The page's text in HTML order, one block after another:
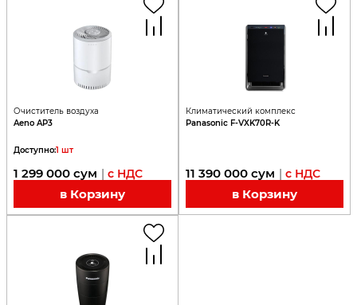
Очиститель воздуха
Aeno AP3
Доступно:1 шт
1 299 000 сум | с НДС
в Корзину
Климатический комплекс
Panasonic F-VXK70R-K
11 390 000 сум | с НДС
в Корзину